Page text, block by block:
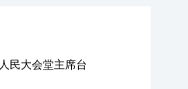
民大会堂主席台